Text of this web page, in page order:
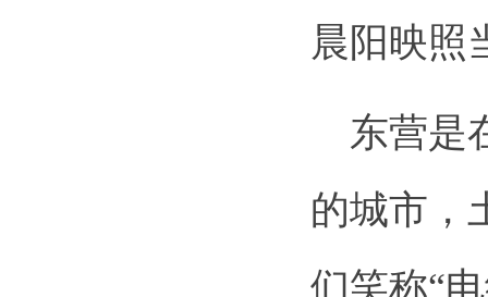
晨阳映照
东营是
的城市，
们笑称“